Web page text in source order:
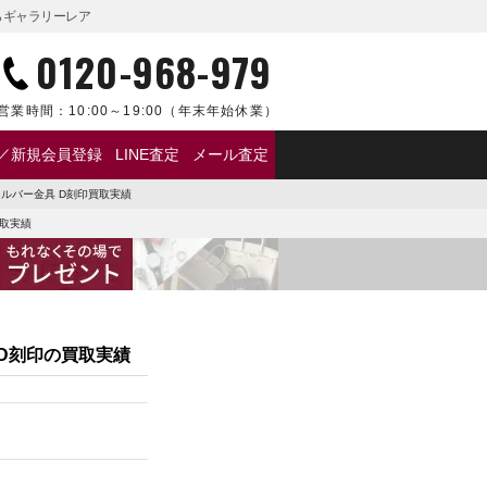
ャラリーレア
0120-968-979
業時間： 10:00～19:00 （年末年始休業）
新規会員登録 LINE査定 メール査定
バー金具 D刻印買取実績
実績
刻印の買取実績